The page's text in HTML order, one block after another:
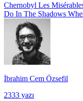
Chernobyl Les
Do In The Shadows
İbrahim Cem Özsefil
2333 yazı